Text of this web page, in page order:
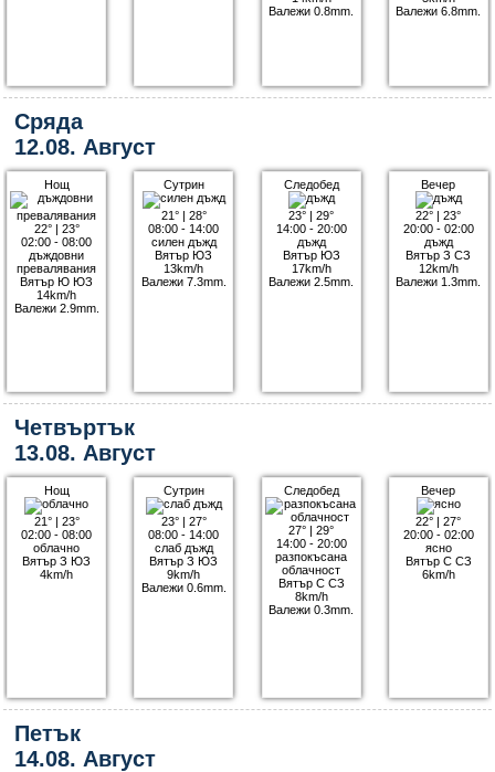
Валежи 0.8mm.
Валежи 6.8mm.
Сряда
12.08. Август
Нощ
22°| 23°
02:00 - 08:00
дъждовни
превалявания
Вятър Ю ЮЗ
14km/h
Валежи 2.9mm.
Сутрин
21°| 28°
08:00 - 14:00
силен дъжд
Вятър ЮЗ
13km/h
Валежи 7.3mm.
Следобед
23° |29°
14:00 - 20:00
дъжд
Вятър ЮЗ
17km/h
Валежи 2.5mm.
Вечер
22° |23°
20:00 - 02:00
дъжд
Вятър З СЗ
12km/h
Валежи 1.3mm.
Четвъртък
13.08. Август
Нощ
21°| 23°
02:00 - 08:00
облачно
Вятър З ЮЗ
4km/h
Сутрин
23°| 27°
08:00 - 14:00
слаб дъжд
Вятър З ЮЗ
9km/h
Валежи 0.6mm.
Следобед
27° |29°
14:00 - 20:00
разпокъсана
облачност
Вятър С СЗ
8km/h
Валежи 0.3mm.
Вечер
22° |27°
20:00 - 02:00
ясно
Вятър С СЗ
6km/h
Петък
14.08. Август